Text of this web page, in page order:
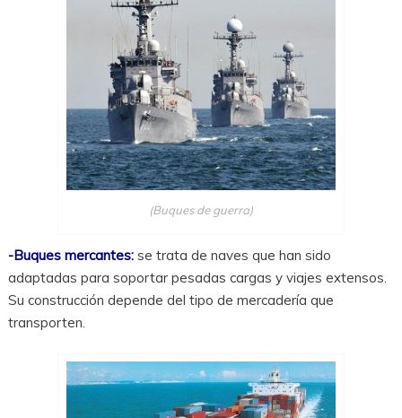
(Buques de guerra)
-Buques mercantes: se trata de naves que han sido
adaptadas para soportar pesadas cargas y viajes extensos.
Su construcción depende del tipo de mercadería que
transporten.